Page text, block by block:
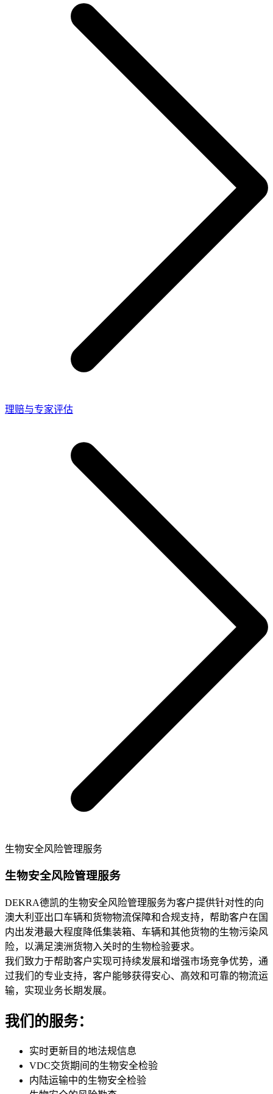
理赔与专家评估
生物安全风险管理服务
生物安全风险管理服务
DEKRA德凯的生物安全风险管理服务为客户提供针对性的向
澳大利亚出口车辆和货物物流保障和合规支持，帮助客户在国
内出发港最大程度降低集装箱、车辆和其他货物的生物污染风
险，以满足澳洲货物入关时的生物检验要求。
我们致力于帮助客户实现可持续发展和增强市场竞争优势，通
过我们的专业支持，客户能够获得安心、高效和可靠的物流运
输，实现业务长期发展。
我们的服务：
实时更新目的地法规信息
VDC交货期间的生物安全检验
内陆运输中的生物安全检验